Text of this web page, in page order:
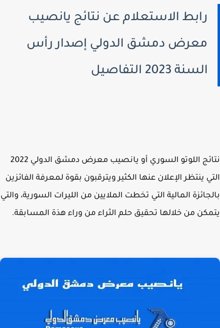
رابط الاستعلام عن نتائج يانصيب
معرض دمشق الدولي إصدار رأس
السنة 2023 التفاصيل
نتائج اللوتو السوري أو يانصيب معرض دمشق الدولي 2022
ينتظر الإعلان عنها الكثير ويترقبون بقوة لمعرفة الفائزين
المالية التي تخطت الملايين من الليرات السورية، والتي
من خلالها تحقيق حلم الثراء من وراء هذة المسابقة.